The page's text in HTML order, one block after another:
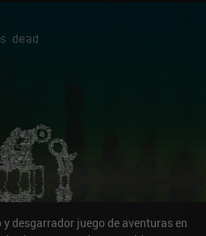
desgarrador juego de aventuras en